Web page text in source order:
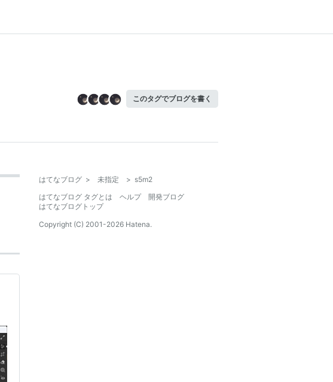
このタグでブログを書く
はてなブログ > 未指定 > s5m2
はてなブログ タグとは
ヘルプ
開発ブログ
はてなブログトップ
Copyright (C) 2001-2026 Hatena.